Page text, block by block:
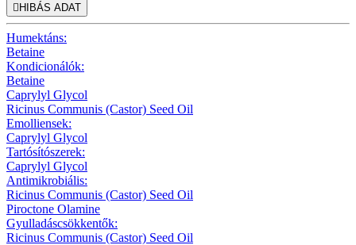
HIBÁS ADAT
Humektáns:
Betaine
Kondicionálók:
Betaine
Caprylyl Glycol
Ricinus Communis (Castor) Seed Oil
Emolliensek:
Caprylyl Glycol
Tartósítószerek:
Caprylyl Glycol
Antimikrobiális:
Ricinus Communis (Castor) Seed Oil
Piroctone Olamine
Gyulladáscsökkentők:
Ricinus Communis (Castor) Seed Oil